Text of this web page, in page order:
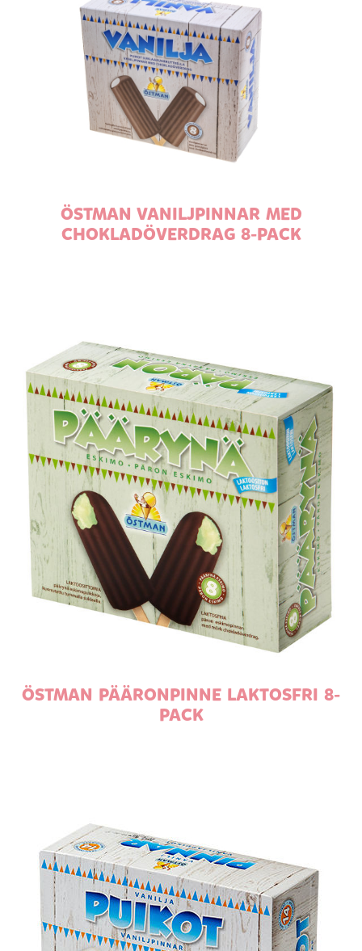
ÖSTMAN VANILJPINNAR MED
CHOKLADÖVERDRAG 8-PACK
ÖSTMAN PÄÄRONPINNE LAKTOSFRI 8-
PACK